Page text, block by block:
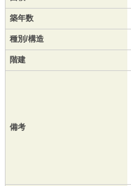
築年数
種別/構造
階建
備考